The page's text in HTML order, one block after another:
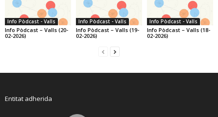
Info Pòdcast - Valls
Info Pòdcast – Valls (20-
02-2026)
Info Pòdcast - Valls
Info Pòdcast – Valls (19-
02-2026)
Info Pòdcast - Valls
Info Pòdcast – Valls (18-
02-2026)
Entitat adherida